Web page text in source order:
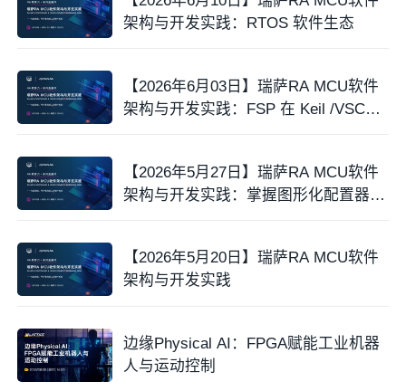
架构与开发实践：RTOS 软件生态
【2026年6月03日】瑞萨RA MCU软件
架构与开发实践：FSP 在 Keil /VSCod
【2026年5月27日】瑞萨RA MCU软件
架构与开发实践：掌握图形化配置器与
【2026年5月20日】瑞萨RA MCU软件
架构与开发实践
边缘Physical AI：FPGA赋能工业机器
人与运动控制